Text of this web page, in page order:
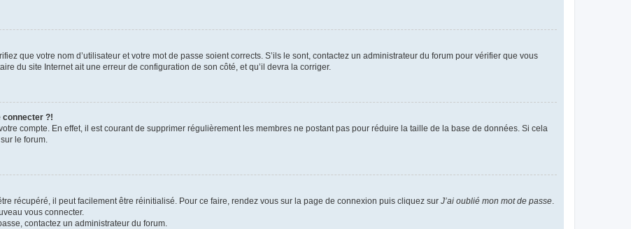
que votre nom d’utilisateur et votre mot de passe soient corrects. S’ils le sont, contactez un administrateur du forum pour vérifier que vous
du site Internet ait une erreur de configuration de son côté, et qu’il devra la corriger.
connecter ?!
compte. En effet, il est courant de supprimer régulièrement les membres ne postant pas pour réduire la taille de la base de données. Si cela
le forum.
récupéré, il peut facilement être réinitialisé. Pour ce faire, rendez vous sur la page de connexion puis cliquez sur J’ai oublié mon mot de passe
vous connecter.
contactez un administrateur du forum.